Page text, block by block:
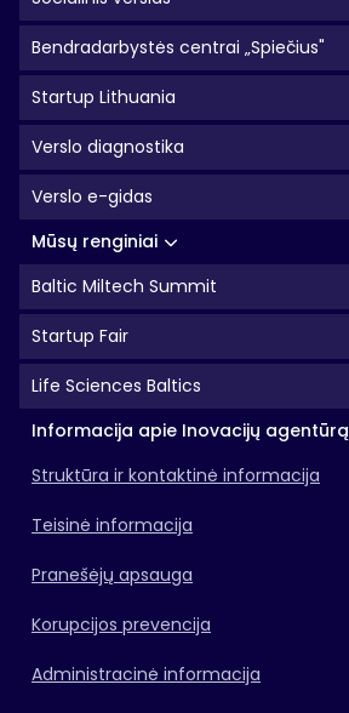
Bendradarbystės centrai „Spiečius"
Startup Lithuania
Verslo diagnostika
Verslo e-gidas
Mūsų renginiai
Baltic Miltech Summit
Startup Fair
Life Sciences Baltics
Informacija apie Inovacijų agentūrą
Struktūra ir kontaktinė informacija
Teisinė informacija
Pranešėjų apsauga
Korupcijos prevencija
Administracinė informacija